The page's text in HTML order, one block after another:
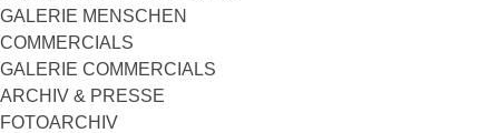
GALERIE MENSCHEN
COMMERCIALS
GALERIE COMMERCIALS
ARCHIV & PRESSE
FOTOARCHIV